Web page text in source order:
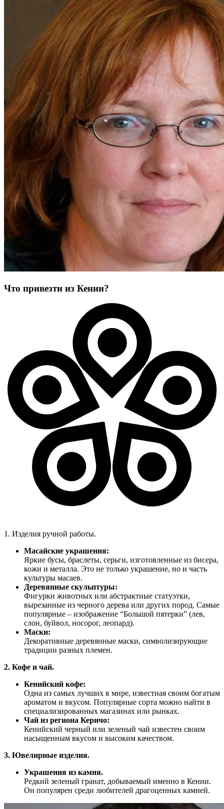
Что привезти из Кении?
1. Изделия ручной работы.
Масайские украшения:
Яркие бусы, браслеты, серьги, изготовленные из бисера,
кожи и металла. Это не только украшение, но и часть
культуры масаев.
Деревянные скульптуры:
Фигурки животных или абстрактные статуэтки,
вырезанные из черного дерева или других пород. Самые
популярные – изображение “Большой пятерки” (лев,
слон, буйвол, носорог, леопард).
Маски:
Декоративные деревянные маски, символизирующие
традиции разных племен.
2. Кофе и чай.
Кенийский кофе:
Одна из самых лучших в мире, известная своим богатым
ароматом и вкусом. Популярные сорта можно найти в
специализированных магазинах или рынках.
Чай из региона Керичо:
Кенийский черный или зеленый чай известен своим
насыщенным вкусом и высоким качеством.
3. Ювелирные изделия.
Украшения из камня.
Редкий зеленый гранат, добываемый именно в Кении.
Он популярен среди любителей драгоценных камней.